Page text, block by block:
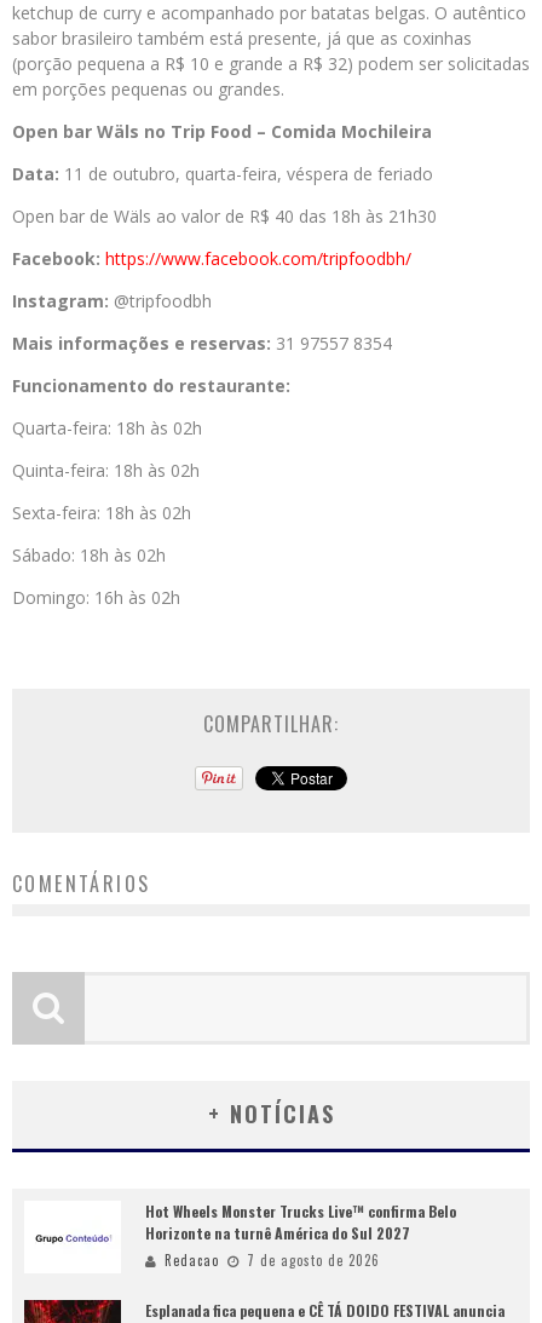
ketchup de curry e acompanhado por batatas belgas. O autêntico
sabor brasileiro também está presente, já que as coxinhas
(porção pequena a R$ 10 e grande a R$ 32) podem ser solicitadas
em porções pequenas ou grandes.
Open bar Wäls no Trip Food – Comida Mochileira
Data: 11 de outubro, quarta-feira, véspera de feriado
Open bar de Wäls ao valor de R$ 40 das 18h às 21h30
Facebook: https://www.facebook.com/tripfoodbh/
Instagram: @tripfoodbh
Mais informações e reservas: 31 97557 8354
Funcionamento do restaurante:
Quarta-feira: 18h às 02h
Quinta-feira: 18h às 02h
Sexta-feira: 18h às 02h
Sábado: 18h às 02h
Domingo: 16h às 02h
COMPARTILHAR:
COMENTÁRIOS
+ NOTÍCIAS
Hot Wheels Monster Trucks Live™ confirma Belo
Horizonte na turnê América do Sul 2027
Redacao 7 de agosto de 2026
Esplanada fica pequena e CÊ TÁ DOIDO FESTIVAL anuncia